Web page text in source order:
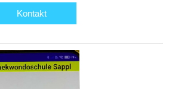
Kontakt